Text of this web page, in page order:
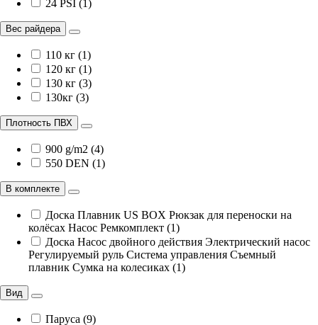
24 PSI (1)
Вес райдера
110 кг (1)
120 кг (1)
130 кг (3)
130кг (3)
Плотность ПВХ
900 g/m2 (4)
550 DEN (1)
В комплекте
Доска Плавник US BOX Рюкзак для переноски на
колёсах Насос Ремкомплект (1)
Доска Насос двойного действия Электрический насос
Регулируемый руль Система управления Съемный
плавник Сумка на колесиках (1)
Вид
Паруса (9)